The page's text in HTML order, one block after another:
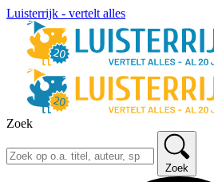
Luisterrijk - vertelt alles
Zoek
Zoek